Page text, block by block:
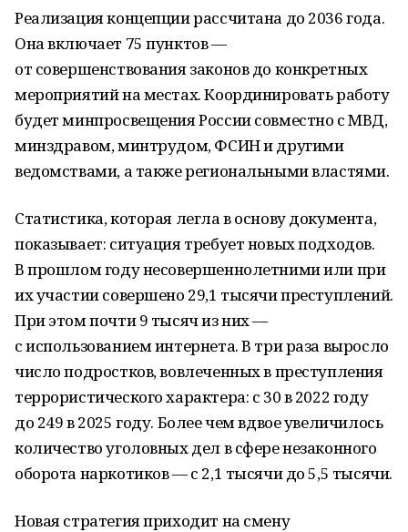
Реализация концепции рассчитана до 2036 года.
Она включает 75 пунктов —
от совершенствования законов до конкретных
мероприятий на местах. Координировать работу
будет минпросвещения России совместно с МВД,
минздравом, минтрудом, ФСИН и другими
ведомствами, а также региональными властями.
Статистика, которая легла в основу документа,
показывает: ситуация требует новых подходов.
В прошлом году несовершеннолетними или при
их участии совершено 29,1 тысячи преступлений.
При этом почти 9 тысяч из них —
с использованием интернета. В три раза выросло
число подростков, вовлеченных в преступления
террористического характера: с 30 в 2022 году
до 249 в 2025 году. Более чем вдвое увеличилось
количество уголовных дел в сфере незаконного
оборота наркотиков — с 2,1 тысячи до 5,5 тысячи.
Новая стратегия приходит на смену